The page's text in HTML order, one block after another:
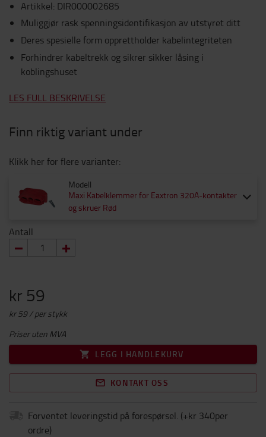
Artikkel: DIR000002685
Muliggjør rask spenningsidentifikasjon av utstyret ditt
Deres spesielle form opprettholder kabelintegriteten
Forhindrer kabeltrekk og sikrer sikker låsing i
koblingshuset
LES FULL BESKRIVELSE
Finn riktig variant under
Klikk her for flere varianter:
Modell
Maxi Kabelklemmer for Eaxtron 320A-kontakter
og skruer Rød
Antall
kr 59
kr 59 / per stykk
Priser uten MVA
LEGG I HANDLEKURV
KONTAKT OSS
Forventet leveringstid på forespørsel. (+kr 340per
ordre)